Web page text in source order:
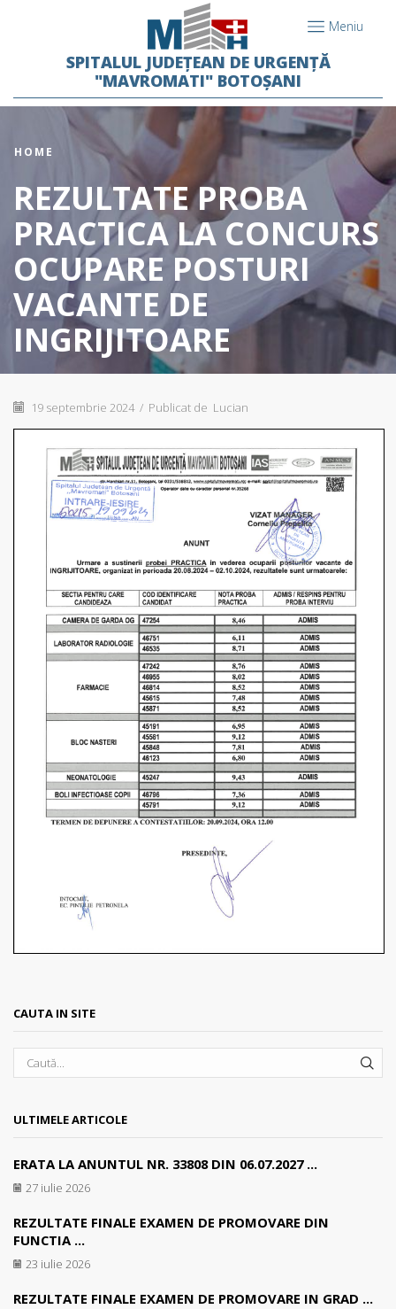
Meniu
SPITALUL JUDEȚEAN DE URGENȚĂ
"MAVROMATI" BOTOȘANI
HOME
REZULTATE PROBA
PRACTICA LA CONCURS
OCUPARE POSTURI
VACANTE DE
INGRIJITOARE
19 septembrie 2024 / Publicat de Lucian
CAUTA IN SITE
ULTIMELE ARTICOLE
ERATA LA ANUNTUL NR. 33808 DIN 06.07.2027 ...
27 iulie 2026
REZULTATE FINALE EXAMEN DE PROMOVARE DIN
FUNCTIA ...
23 iulie 2026
REZULTATE FINALE EXAMEN DE PROMOVARE IN GRAD ...